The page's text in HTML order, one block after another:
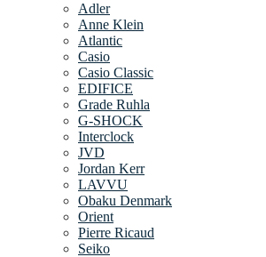
Adler
Anne Klein
Atlantic
Casio
Casio Classic
EDIFICE
Grade Ruhla
G-SHOCK
Interclock
JVD
Jordan Kerr
LAVVU
Obaku Denmark
Orient
Pierre Ricaud
Seiko